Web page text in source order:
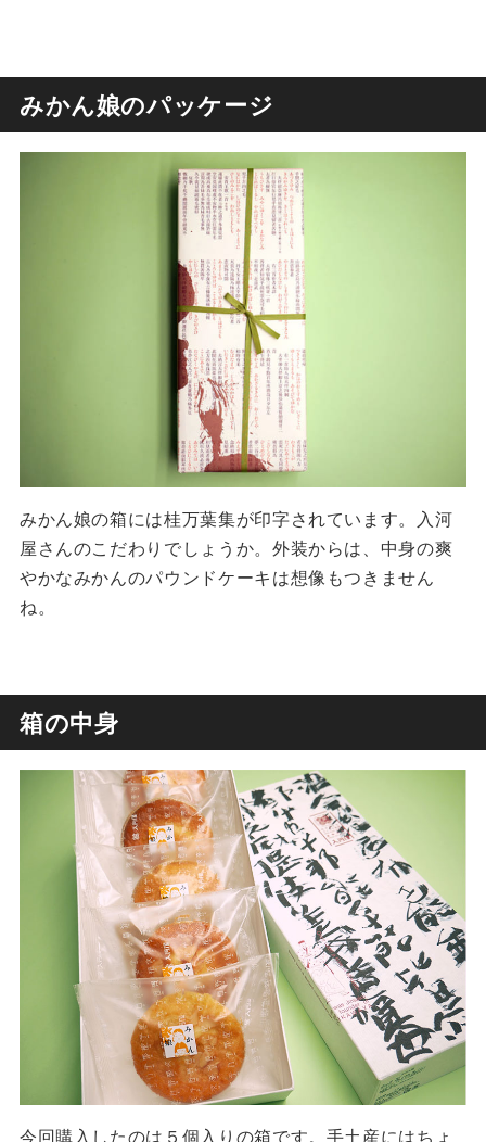
みかん娘のパッケージ
みかん娘の箱には桂万葉集が印字されています。入河
屋さんのこだわりでしょうか。外装からは、中身の爽
やかなみかんのパウンドケーキは想像もつきません
ね。
箱の中身
今回購入したのは５個入りの箱です。手土産にはちょ